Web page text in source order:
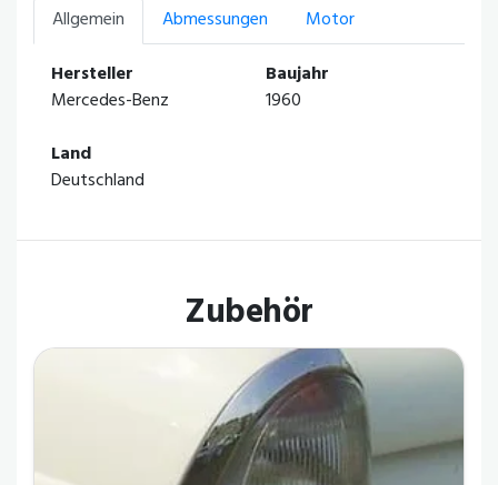
Allgemein Abmessungen
Motor
Hersteller
Mercedes-Benz
Baujahr
1960
Land
Deutschland
Zubehör